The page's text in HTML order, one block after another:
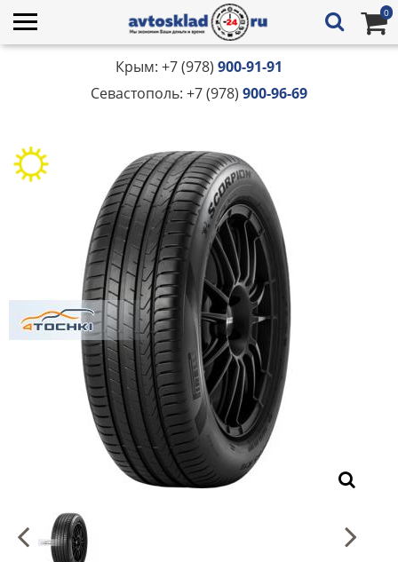
0
Крым: +7 (978) 900-91-91
Севастополь: +7 (978) 900-96-69